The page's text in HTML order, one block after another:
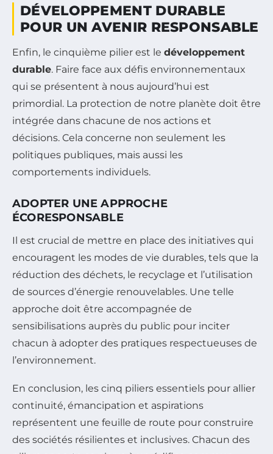
DÉVELOPPEMENT DURABLE
POUR UN AVENIR RESPONSABLE
Enfin, le cinquième pilier est le développement
durable. Faire face aux défis environnementaux
qui se présentent à nous aujourd’hui est
primordial. La protection de notre planète doit être
intégrée dans chacune de nos actions et
décisions. Cela concerne non seulement les
politiques publiques, mais aussi les
comportements individuels.
ADOPTER UNE APPROCHE
ÉCORESPONSABLE
Il est crucial de mettre en place des initiatives qui
encouragent les modes de vie durables, tels que la
réduction des déchets, le recyclage et l’utilisation
de sources d’énergie renouvelables. Une telle
approche doit être accompagnée de
sensibilisations auprès du public pour inciter
chacun à adopter des pratiques respectueuses de
l’environnement.
En conclusion, les cinq piliers essentiels pour allier
continuité, émancipation et aspirations
représentent une feuille de route pour construire
des sociétés résilientes et inclusives. Chacun des